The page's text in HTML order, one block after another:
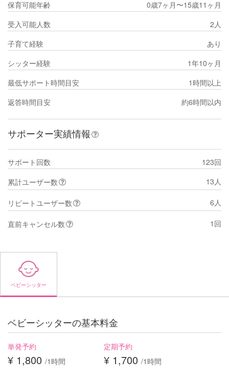
保育可能年齢
0歳7ヶ月〜15歳11ヶ月
受入可能人数
2人
子育て経験
あり
シッター経験
1年10ヶ月
最低サポート時間目安
1時間以上
返答時間目安
約6時間以内
サポーター実績情報
サポート回数
123回
累計ユーザー数
13人
リピートユーザー数 6人
直前キャンセル数 1回
ベビーシッター
ベビーシッターの基本料金
単発予約
¥ 1,800 /1時間
定期予約
¥ 1,700 /1時間